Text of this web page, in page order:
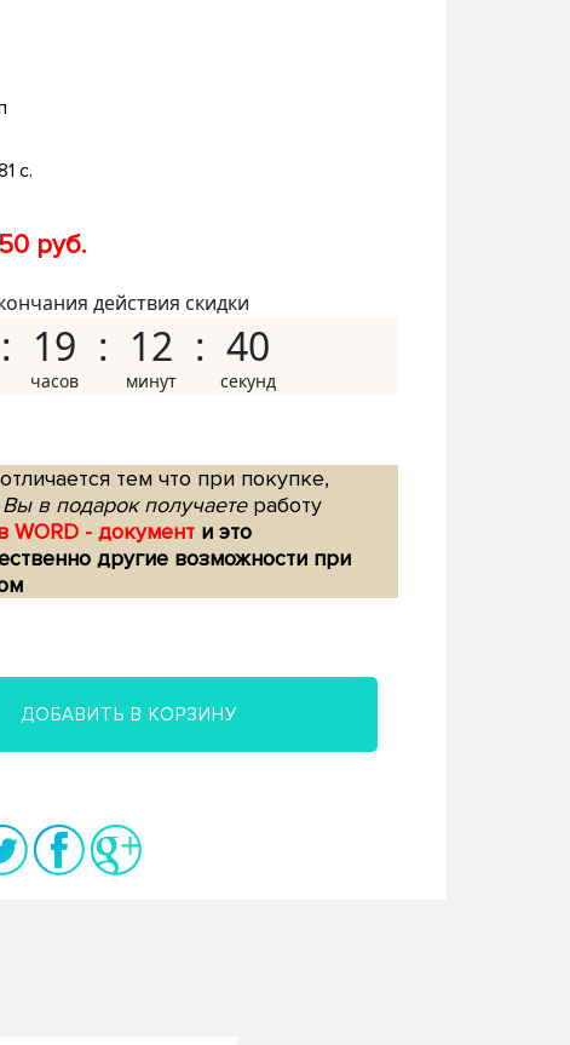
с.
руб.
действия скидки
19 12 39
тем что при покупке,
Вы в подарок получаетеработу
WORD - документ и это
другие возможности при
ДОБАВИТЬ В КОРЗИНУ